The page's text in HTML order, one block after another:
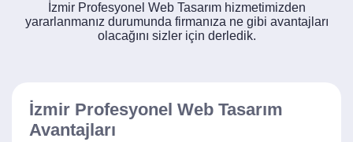
İzmir Profesyonel Web Tasarım hizmetimizden
yararlanmanız durumunda firmanıza ne gibi avantajları
olacağını sizler için derledik.
İzmir Profesyonel Web Tasarım
Avantajları